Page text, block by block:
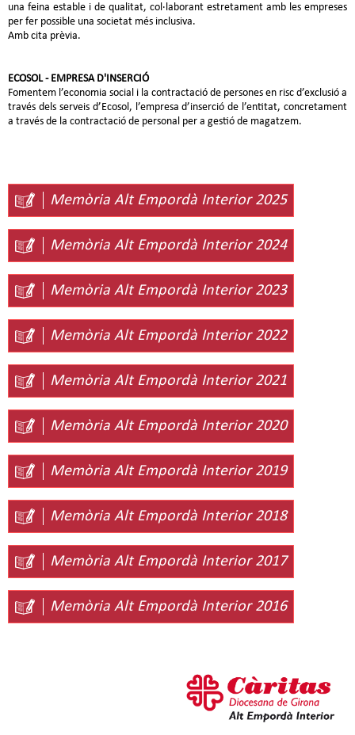
una feina estable i de qualitat, col·laborant estretament amb les empreses
per fer possible una societat més inclusiva.
Amb cita prèvia.
ECOSOL - EMPRESA D'INSERCIÓ
Fomentem l’economia social i la contractació de persones en risc d’exclusió a
través dels serveis d’Ecosol, l’empresa d’inserció de l’entitat, concretament
a través de la contractació de personal per a gestió de magatzem.
Memòria Alt Empordà Interior 2025
Memòria Alt Empordà Interior 2024
Memòria Alt Empordà Interior 2023
Memòria Alt Empordà Interior 2022
Memòria Alt Empordà Interior 2021
Memòria Alt Empordà Interior 2020
Memòria Alt Empordà Interior 2019
Memòria Alt Empordà Interior 2018
Memòria Alt Empordà Interior 2017
Memòria Alt Empordà Interior 2016